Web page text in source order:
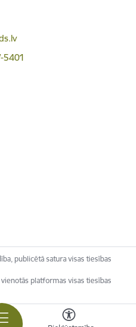
5401
publicētā satura visas tiesības
platformas visas tiesības